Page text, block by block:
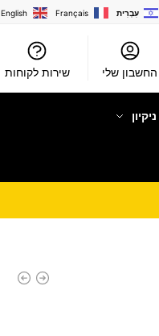
English Français עִבְרִית
החשבון שלי שירות לקוחות
ניקיון